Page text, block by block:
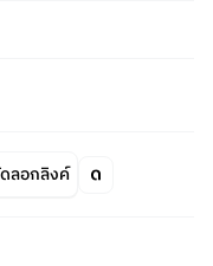
ลอกลิงค์